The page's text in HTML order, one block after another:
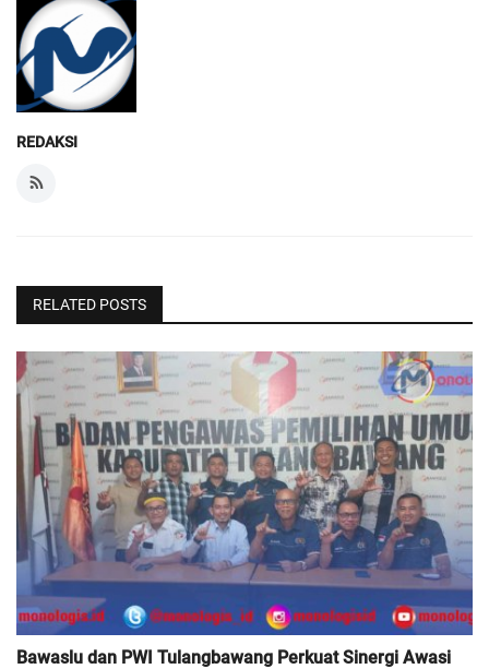
REDAKSI
RELATED POSTS
Bawaslu dan PWI Tulangbawang Perkuat Sinergi Awasi